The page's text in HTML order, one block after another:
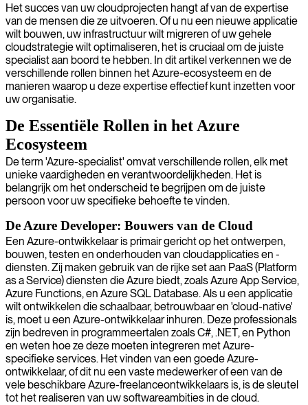
Het succes van uw cloudprojecten hangt af van de expertise
van de mensen die ze uitvoeren. Of u nu een nieuwe applicatie
wilt bouwen, uw infrastructuur wilt migreren of uw gehele
cloudstrategie wilt optimaliseren, het is cruciaal om de juiste
specialist aan boord te hebben. In dit artikel verkennen we de
verschillende rollen binnen het Azure-ecosysteem en de
manieren waarop u deze expertise effectief kunt inzetten voor
uw organisatie.
De Essentiële Rollen in het Azure
Ecosysteem
De term 'Azure-specialist' omvat verschillende rollen, elk met
unieke vaardigheden en verantwoordelijkheden. Het is
belangrijk om het onderscheid te begrijpen om de juiste
persoon voor uw specifieke behoefte te vinden.
De Azure Developer: Bouwers van de Cloud
Een Azure-ontwikkelaar is primair gericht op het ontwerpen,
bouwen, testen en onderhouden van cloudapplicaties en -
diensten. Zij maken gebruik van de rijke set aan PaaS (Platform
as a Service) diensten die Azure biedt, zoals Azure App Service,
Azure Functions, en Azure SQL Database. Als u een applicatie
wilt ontwikkelen die schaalbaar, betrouwbaar en 'cloud-native'
is, moet u een Azure-ontwikkelaar inhuren. Deze professionals
zijn bedreven in programmeertalen zoals C#, .NET, en Python
en weten hoe ze deze moeten integreren met Azure-
specifieke services. Het vinden van een goede Azure-
ontwikkelaar, of dit nu een vaste medewerker of een van de
vele beschikbare Azure-freelanceontwikkelaars is, is de sleutel
tot het realiseren van uw softwareambities in de cloud.